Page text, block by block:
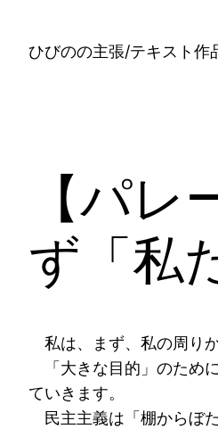
ひびのの主張/テキスト作
【パ
ず「私
私は、まず、私の周り
「大きな目的」のため
ていきます。
民主主義は「棚からぼ